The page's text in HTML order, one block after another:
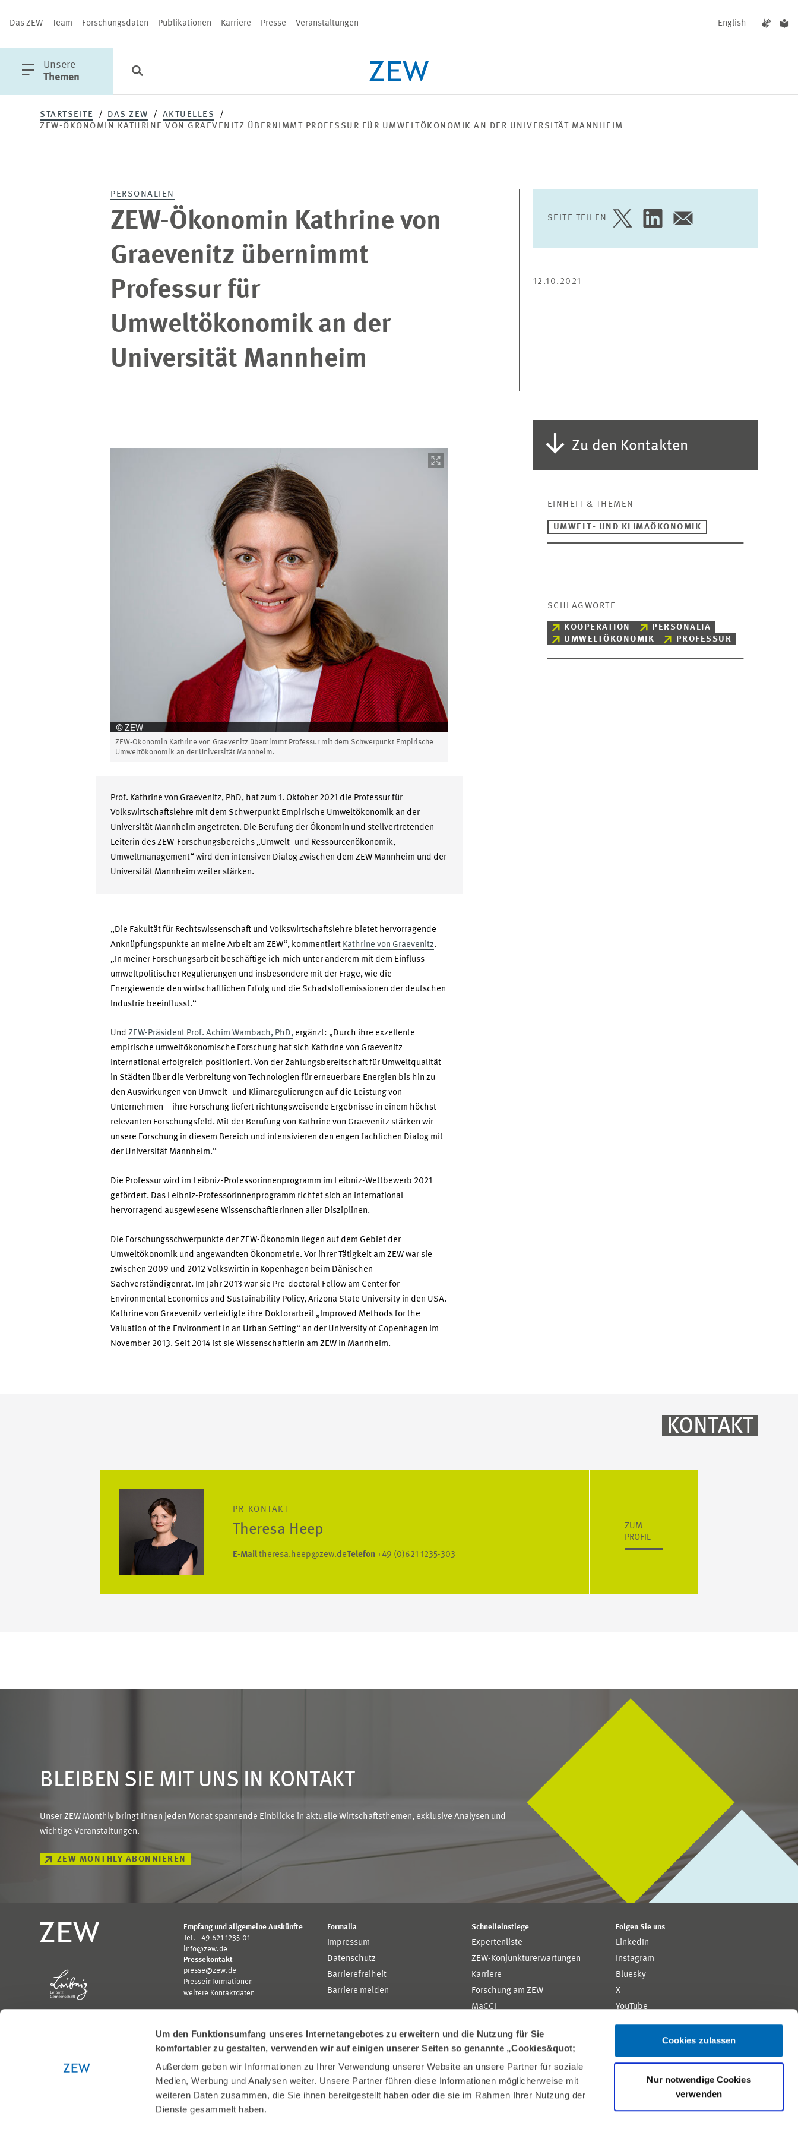
Um den Funktionsumfang unseres Internetangebotes zu erweitern und die Nutzung für Sie
komfortabler zu gestalten, verwenden wir auf einigen unserer Seiten so genannte „Cookies&quot;
Außerdem geben wir Informationen zu Ihrer Verwendung unserer Website an unsere Partner für soziale
Medien, Werbung und Analysen weiter. Unsere Partner führen diese Informationen möglicherweise mit
weiteren Daten zusammen, die Sie ihnen bereitgestellt haben oder die sie im Rahmen Ihrer Nutzung der
Dienste gesammelt haben.
Cookies zulassen
Nur notwendige Cookies
verwenden
Das ZEW Team Forschungsdaten Publikationen Karriere Presse Veranstaltungen English
öffne
Hauptmenü
Unsere
Themen
Kategorien
Schließen
STARTSEITE DAS ZEW
AKTUELLES
ZEW-ÖKONOMIN KATHRINE VON GRAEVENITZ ÜBERNIMMT PROFESSUR FÜR UMWELTÖKONOMIK AN DER UNIVERSITÄT MANNHEIM
ZEW-Ökonomin Kathrine von
Graevenitz übernimmt
Professur für
Umweltökonomik an der
Universität Mannheim
PERSONALIEN
SEITE TEILEN
SEITE
TWITTER
SEITE
LINKEDIN
SEITE
E-
12.10.2021
ZEW-Ökonomin Kathrine von Graevenitz übernimmt Professur mit dem Schwerpunkt Empirische
Umweltökonomik an der Universität Mannheim.
Prof. Kathrine von Graevenitz, PhD, hat zum 1. Oktober 2021 die Professur für
Volkswirtschaftslehre mit dem Schwerpunkt Empirische Umweltökonomik an der
Universität Mannheim angetreten. Die Berufung der Ökonomin und stellvertretenden
Leiterin des ZEW-Forschungsbereichs „Umwelt- und Ressourcenökonomik,
Umweltmanagement“ wird den intensiven Dialog zwischen dem ZEW Mannheim und der
Universität Mannheim weiter stärken.
„Die Fakultät für Rechtswissenschaft und Volkswirtschaftslehre bietet hervorragende
Anknüpfungspunkte an meine Arbeit am ZEW“, kommentiert Kathrine von Graevenitz.
„In meiner Forschungsarbeit beschäftige ich mich unter anderem mit dem Einfluss
umweltpolitischer Regulierungen und insbesondere mit der Frage, wie die
Energiewende den wirtschaftlichen Erfolg und die Schadstoffemissionen der deutschen
Industrie beeinflusst.“
Und ZEW-Präsident Prof. Achim Wambach, PhD, ergänzt: „Durch ihre exzellente
empirische umweltökonomische Forschung hat sich Kathrine von Graevenitz
international erfolgreich positioniert. Von der Zahlungsbereitschaft für Umweltqualität
in Städten über die Verbreitung von Technologien für erneuerbare Energien bis hin zu
den Auswirkungen von Umwelt- und Klimaregulierungen auf die Leistung von
Unternehmen – ihre Forschung liefert richtungsweisende Ergebnisse in einem höchst
relevanten Forschungsfeld. Mit der Berufung von Kathrine von Graevenitz stärken wir
unsere Forschung in diesem Bereich und intensivieren den engen fachlichen Dialog mit
der Universität Mannheim.“
Die Professur wird im Leibniz-Professorinnenprogramm im Leibniz-Wettbewerb 2021
gefördert. Das Leibniz-Professorinnenprogramm richtet sich an international
hervorragend ausgewiesene Wissenschaftlerinnen aller Disziplinen.
Die Forschungsschwerpunkte der ZEW-Ökonomin liegen auf dem Gebiet der
Umweltökonomik und angewandten Ökonometrie. Vor ihrer Tätigkeit am ZEW war sie
zwischen 2009 und 2012 Volkswirtin in Kopenhagen beim Dänischen
Sachverständigenrat. Im Jahr 2013 war sie Pre-doctoral Fellow am Center for
Environmental Economics and Sustainability Policy, Arizona State University in den USA.
Kathrine von Graevenitz verteidigte ihre Doktorarbeit „Improved Methods for the
Valuation of the Environment in an Urban Setting“ an der University of Copenhagen im
November 2013. Seit 2014 ist sie Wissenschaftlerin am ZEW in Mannheim.
Zu den Kontakten
EINHEIT & THEMEN
UMWELT- UND KLIMAÖKONOMIK
SCHLAGWORTE
KOOPERATION
PERSONALIA
UMWELTÖKONOMIK
PROFESSUR
KONTAKT
PR-KONTAKT
Theresa Heep
E-Mail theresa.heep@zew.deTelefon +49 (0)621 1235-303
ZUM
PROFIL
BLEIBEN SIE MIT UNS IN KONTAKT
Unser ZEW Monthly bringt Ihnen jeden Monat spannende Einblicke in aktuelle Wirtschaftsthemen, exklusive Analysen und
wichtige Veranstaltungen.
ZEW MONTHLY ABONNIEREN
Empfang und allgemeine Auskünfte
Tel. +49 621 1235-01
info@zew.de
Pressekontakt
presse@zew.de
Presseinformationen
weitere Kontaktdaten
Formalia
Impressum
Datenschutz
Barrierefreiheit
Barriere melden
Schnelleinstiege
Expertenliste
ZEW-Konjunkturerwartungen
Karriere
Forschung am ZEW
MaCCI
Folgen Sie uns
LinkedIn
Instagram
Bluesky
X
YouTube
Flickr
Gefördert von:
Ministerium
Wissenschaft,